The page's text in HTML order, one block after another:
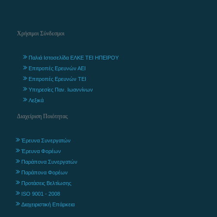
Χρήσιμοι Σύνδεσμοι
Παλιά Ιστοσελίδα ΕΛΚΕ ΤΕΙ ΗΠΕΙΡΟΥ
Επιτροπές Ερευνών ΑΕΙ
Επιτροπές Ερευνών ΤΕΙ
Υπηρεσίες Παν. Ιωαννίνων
Λεξικά
Διαχείριση Ποιότητας
Έρευνα Συνεργατών
Έρευνα Φορέων
Παράπονα Συνεργατών
Παράπονα Φορέων
Προτάσεις Βελτίωσης
ISO 9001 - 2008
Διαχειριστική Επάρκεια